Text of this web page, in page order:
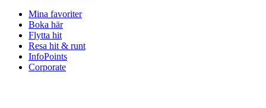
Mina favoriter
Boka här
Flytta hit
Resa hit & runt
InfoPoints
Corporate